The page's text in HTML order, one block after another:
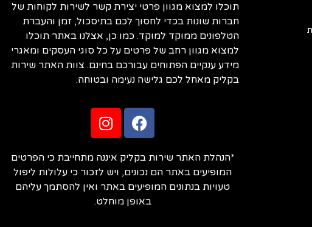
תוכלו למצוא מגוון פרטי יצירת קשר לשירות לקוחות של
חברות שונות בכדי לחסוך לכם בתיסכול, זמן והעברת
הטלפונים ממוקד למוקד. כמו כן, אצלנו באתר תוכלו
למצוא מגוון רחב של פרטים על כל סוגי העסקים ומאגרי
מידע ענקיים הפתוחים עבורכם בחינם. צוות האתר שירות
בקליק מאחל לכם גלישה נעימה ובטוחה.
*הנהלת האתר שירות בקליק איננה מתחייבת כי הפרטים
המופיעים באתר הם נכונים, ויש לזכור כי עלולות ליפול
טעויות בנתונים המופיעים באתר ואין להסתמך עליהם
באופן מוחלט.